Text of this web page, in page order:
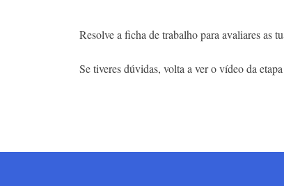
Resolve a ficha de trabalho para avaliares as
Se tiveres dúvidas, volta a ver o vídeo da